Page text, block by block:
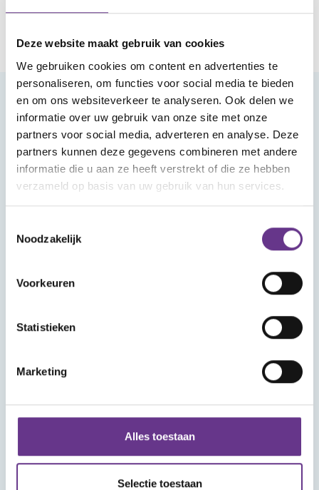
Deze website maakt gebruik van cookies
We gebruiken cookies om content en advertenties te
personaliseren, om functies voor social media te bieden
en om ons websiteverkeer te analyseren. Ook delen we
informatie over uw gebruik van onze site met onze
partners voor social media, adverteren en analyse. Deze
partners kunnen deze gegevens combineren met andere
informatie die u aan ze heeft verstrekt of die ze hebben
verzameld op basis van uw gebruik van hun services.
Noodzakelijk
Voorkeuren
Statistieken
Marketing
Alles toestaan
Selectie toestaan
Meld je aan voor onze nieuwsbrief
Aanmelden